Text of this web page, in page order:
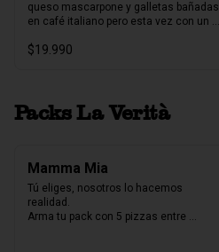
queso mascarpone y galletas bañadas
en café italiano pero esta vez con un
Fuente acrilico, 6-8 porc.
$19.990
Packs La Verità
Mamma Mia
Tú eliges, nosotros lo hacemos
realidad.
Arma tu pack con 5 pizzas entre